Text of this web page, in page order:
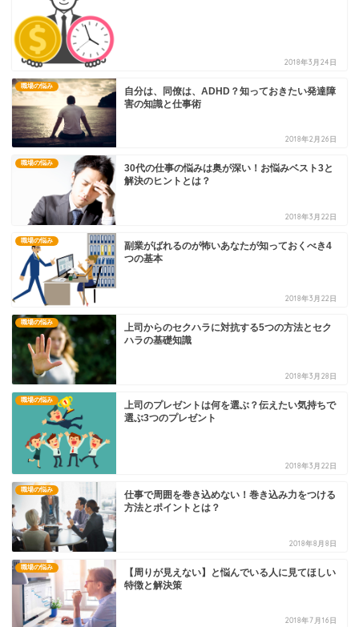
2018年3月24日
職場の悩み
自分は、同僚は、ADHD？知っておきたい発達障
害の知識と仕事術
2018年2月26日
職場の悩み
30代の仕事の悩みは奥が深い！お悩みベスト3と
解決のヒントとは？
2018年3月22日
職場の悩み
副業がばれるのが怖いあなたが知っておくべき4
つの基本
2018年3月22日
職場の悩み
上司からのセクハラに対抗する5つの方法とセク
ハラの基礎知識
2018年3月28日
職場の悩み
上司のプレゼントは何を選ぶ？伝えたい気持ちで
選ぶ3つのプレゼント
2018年3月22日
職場の悩み
仕事で周囲を巻き込めない！巻き込み力をつける
方法とポイントとは？
2018年8月8日
職場の悩み
【周りが見えない】と悩んでいる人に見てほしい
特徴と解決策
2018年7月16日